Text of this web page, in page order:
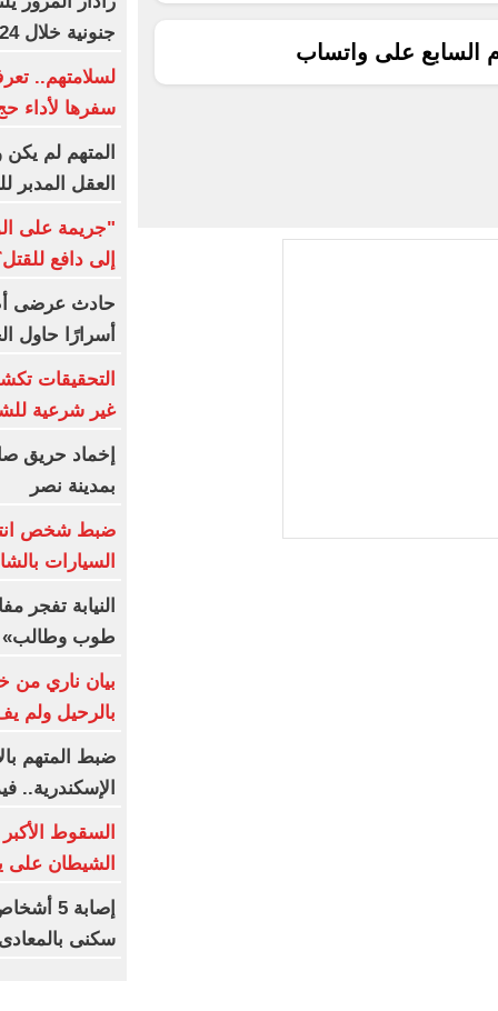
السابع على واتساب
جنونية خلال 24 ساعة
لسلامتهم..
سفرها لأداء حج
المتهم لم
العقل المدبر
"جريمة على
إلى دافع
حادث عرضى
أسرارًا حاول
التحقيقات
غير شرعية
إخماد حريق
بمدينة نصر
ضبط شخص
السيارات
النيابة
طوب وطالب»
بيان ناري من
بالرحيل ولم
ضبط المتهم
الإسكندرية..
السقوط
الشيطان على
سكنى